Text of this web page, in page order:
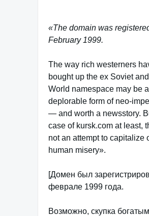
«The domain was
February 1999.
The way rich westerners
bought up the ex Soviet
World namespace may be a
deplorable form of neo-
— and worth a newsstory.
case of kursk.com at least,
not an attempt to capitalize
human misery».
[Домен был
феврале 1999 года.
Возможно, скупка богатым